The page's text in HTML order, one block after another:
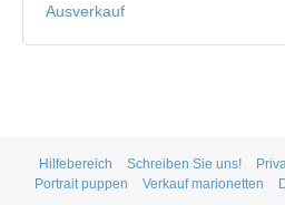
Ausverkauf
Hilfebereich Schreiben Sie uns!
Portrait puppen
Verkauf marionetten